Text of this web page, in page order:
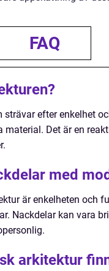
FAQ
efter enkelhet
Det är en
med
är enkelheten och
Nackdelar kan vara
arkitektur